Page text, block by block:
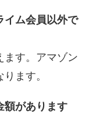
イム会員以外で
ます。アマゾン
ます。
額があります